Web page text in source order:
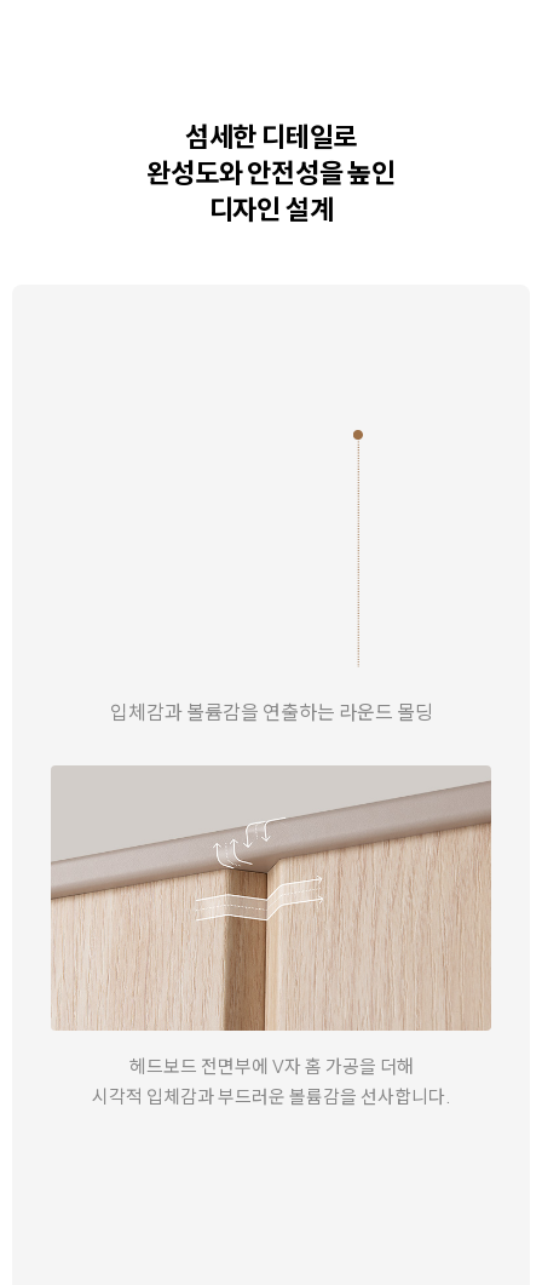
섬세한 디테일로
완성도와안전성을 높인
디자인 설계
입체감과 볼륨감을 연출하는 라운드 몰딩
헤드보드 전면부에 V자 홈 가공을 더해
시각적 입체감과 부드러운 볼륨감을 선사합니다.